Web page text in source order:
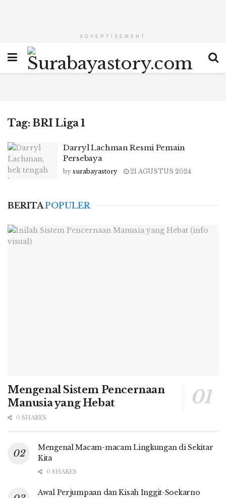
ADVERTISEMENT
Tag: BRI Liga 1
Darryl Lachman Resmi Pemain
Persebaya
by surabayastory 21 AGUSTUS 2024
BERITAPOPULER
Mengenal Sistem Pencernaan
Manusia yang Hebat
0 SHARES
Mengenal Macam-macam Lingkungan di Sekitar
Kita
0 SHARES
Awal Perjumpaan dan Kisah Inggit-Soekarno